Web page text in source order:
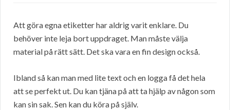
Att göra egna etiketter har aldrig varit enklare. Du
behöver inte leja bort uppdraget. Man måste välja
material på rätt sätt. Det ska vara en fin design också.
Ibland så kan man med lite text och en logga få det hela
att se perfekt ut. Du kan tjäna på att ta hjälp av någon som
kan sin sak. Sen kan du köra på själv.